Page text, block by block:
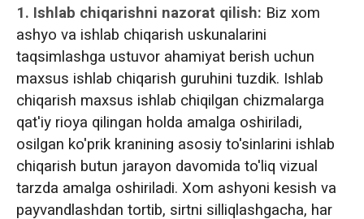
1. Ishlab chiqarishni nazorat qilish: Biz xom
ashyo va ishlab chiqarish uskunalarini
taqsimlashga ustuvor ahamiyat berish uchun
maxsus ishlab chiqarish guruhini tuzdik. Ishlab
chiqarish maxsus ishlab chiqilgan chizmalarga
qat'iy rioya qilingan holda amalga oshiriladi,
osilgan ko'prik kranining asosiy to'sinlarini ishlab
chiqarish butun jarayon davomida to'liq vizual
tarzda amalga oshiriladi. Xom ashyoni kesish va
payvandlashdan tortib, sirtni silliqlashgacha, har